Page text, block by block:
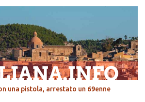
una pistola, arrestato un 69enne